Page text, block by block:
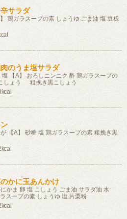
サラダ
鶏ガラスープの素 しょうゆ ごま油 塩 豆板
のうま塩サラダ
塩 【A】 おろしニンニク 酢 鶏ガラスープの
しょう 粗挽き黒こしょう
【A】 砂糖 塩 鶏ガラスープの素 粗挽き黒
かに玉あんかけ
かま 卵 塩 こしょう ごま油 サラダ油 水
ラスープの素 しょうゆ 塩 片栗粉